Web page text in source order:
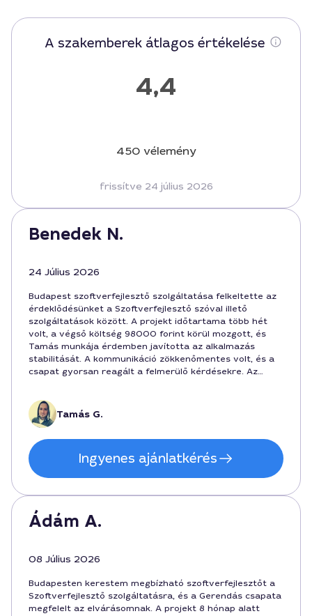
A szakemberek átlagos értékelése
4,4
450 vélemény
frissítve 24 július 2026
Benedek N.
24 Július 2026
Budapest szoftverfejlesztő szolgáltatása felkeltette az
érdeklődésünket a Szoftverfejlesztő szóval illető
szolgáltatások között. A projekt időtartama több hét
volt, a végső költség 98000 forint körül mozgott, és
Tamás munkája érdemben javította az alkalmazás
stabilitását. A kommunikáció zökkenőmentes volt, és a
csapat gyorsan reagált a felmerülő kérdésekre. Az
pedig korrektnek tűnt. A jövőben is szívesen
visszatérnénk vele. Szoftverfejlesztő Budapest, Tamás
Tamás G.
Ingyenes ajánlatkérés
Ádám A.
08 Július 2026
Budapesten kerestem megbízható szoftverfejlesztőt a
Szoftverfejlesztő szolgáltatásra, és a Gerendás csapata
megfelelt az elvárásomnak. A projekt 8 hónap alatt